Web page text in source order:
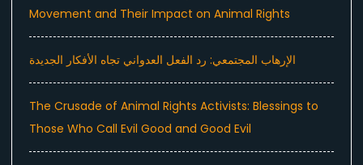
Movement and Their Impact on Animal Rights
الإرهاب المجتمعي: رد الفعل العدواني تجاه الأفكار الجديدة
The Crusade of Animal Rights Activists: Blessings to
Those Who Call Evil Good and Good Evil